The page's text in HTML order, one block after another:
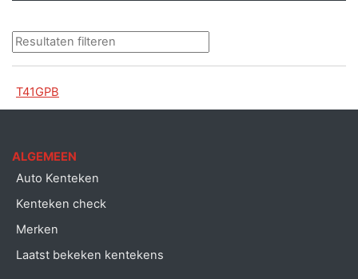
T41GPB
ALGEMEEN
Auto Kenteken
Kenteken check
Merken
Laatst bekeken kentekens